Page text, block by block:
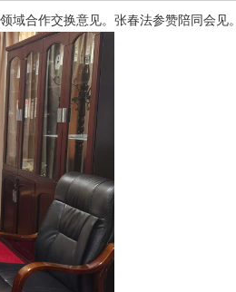
域合作交换意见。张春法参赞陪同会见。